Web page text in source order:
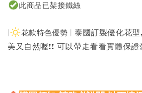
此商品已架接鐵絲
花款特色優勢 |泰國訂製優化花
美又自然喔!! 可以帶走看看實體保證